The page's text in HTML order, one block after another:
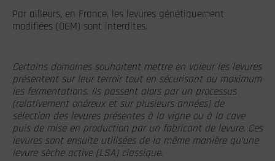
Par ailleurs, en France, les levures génétiquement
modifiées (OGM) sont interdites.
Certains domaines souhaitent mettre en valeur les levures
présentent sur leur terroir tout en sécurisant au maximum
les fermentations. Ils passent alors par un processus
(relativement onéreux et sur plusieurs années) de
sélection des levures présentes à la vigne ou à la cave
puis de mise en production par un fabricant de levure. Ces
levures sont ensuite utilisées de la même manière qu’une
levure sèche active (LSA) classique.